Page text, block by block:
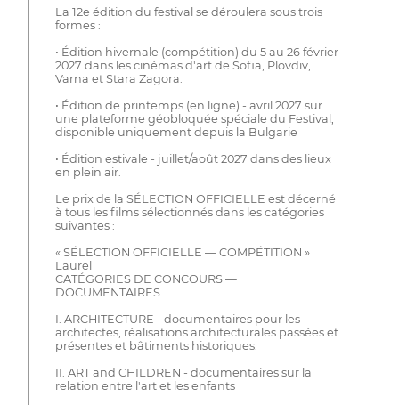
La 12e édition du festival se déroulera sous trois
formes :
• Édition hivernale (compétition) du 5 au 26 février
2027 dans les cinémas d'art de Sofia, Plovdiv,
Varna et Stara Zagora.
• Édition de printemps (en ligne) - avril 2027 sur
une plateforme géobloquée spéciale du Festival,
disponible uniquement depuis la Bulgarie
• Édition estivale - juillet/août 2027 dans des lieux
en plein air.
Le prix de la SÉLECTION OFFICIELLE est décerné
à tous les films sélectionnés dans les catégories
suivantes :
« SÉLECTION OFFICIELLE — COMPÉTITION »
Laurel
CATÉGORIES DE CONCOURS —
DOCUMENTAIRES
I. ARCHITECTURE - documentaires pour les
architectes, réalisations architecturales passées et
présentes et bâtiments historiques.
II. ART and CHILDREN - documentaires sur la
relation entre l'art et les enfants